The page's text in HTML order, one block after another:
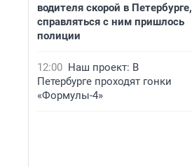
водителя скорой в Петербурге,
справляться с ним пришлось
полиции
12:00 Наш проект: В
Петербурге проходят гонки
«Формулы-4»